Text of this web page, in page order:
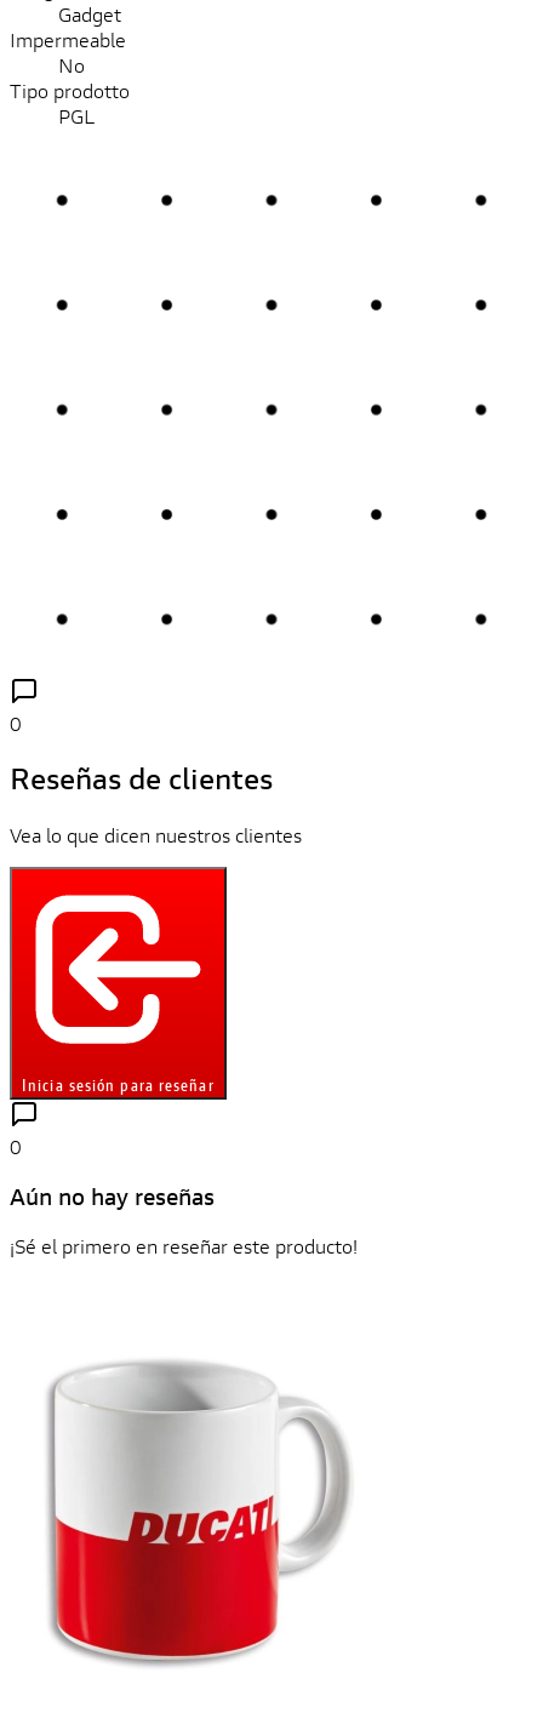
Gadget
Impermeable
No
Tipo prodotto
PGL
0
Reseñas de clientes
Vea lo que dicen nuestros clientes
Inicia sesión para reseñar
0
Aún no hay reseñas
¡Sé el primero en reseñar este producto!